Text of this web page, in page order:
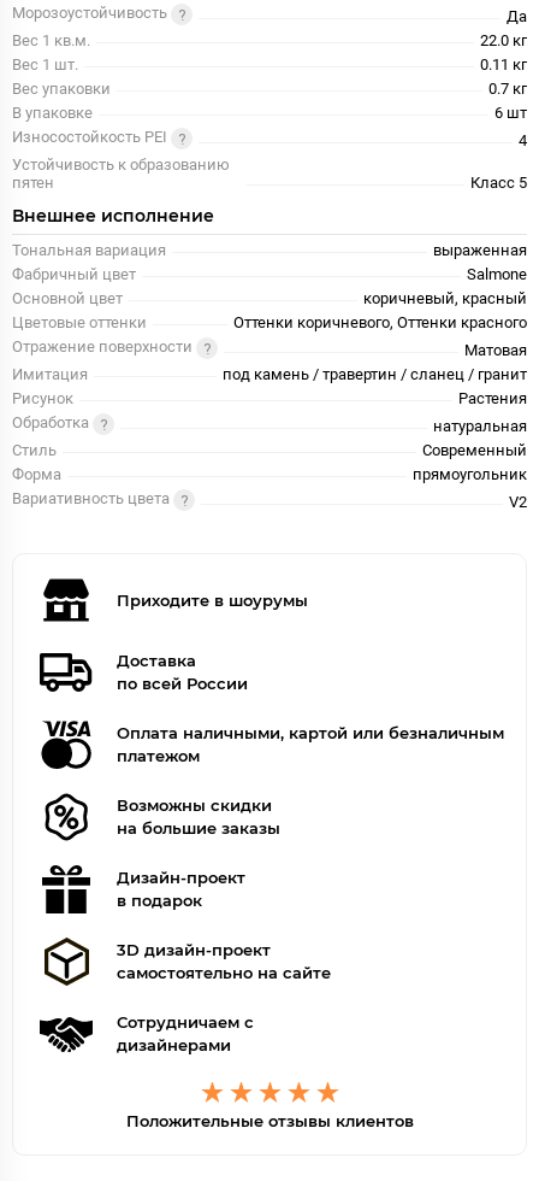
Морозоустойчивость
Да
Вес 1 кв.м.
22.0 кг
Вес 1 шт.
0.11 кг
Вес упаковки
0.7 кг
В упаковке
6 шт
Износостойкость PEI
4
Устойчивость к образованию
пятен
Класс 5
Внешнее исполнение
Тональная вариация
выраженная
Фабричный цвет
Salmone
Основной цвет
коричневый, красный
Цветовые оттенки
Оттенки коричневого, Оттенки красного
Отражение поверхности
Матовая
Имитация
под камень / травертин / сланец / гранит
Рисунок
Растения
Обработка
натуральная
Стиль
Современный
Форма
прямоугольник
Вариативность цвета
V2
Приходите в шоурумы
Доставка
по всей России
Оплата наличными, картой или безналичным
платежом
Возможны скидки
на большие заказы
Дизайн-проект
в подарок
3D дизайн-проект
самостоятельно на сайте
Сотрудничаем с
дизайнерами
Положительные отзывы клиентов